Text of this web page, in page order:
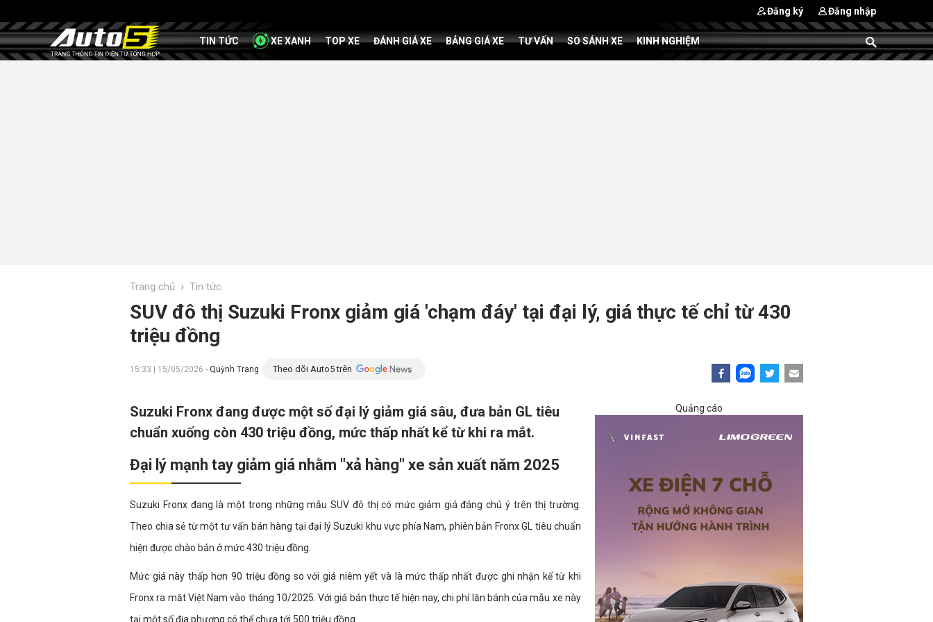
Đăng ký Đăng nhập
TIN TỨC XE XANH TOP XE ĐÁNH GIÁ XE BẢNG GIÁ XE TƯ VẤN SO SÁNH XE KINH NGHIỆM
Trang chủ › Tin tức
SUV đô thị Suzuki Fronx giảm giá 'chạm đáy' tại đại lý, giá thực tế chỉ từ 430
triệu đồng
15:33 | 15/05/2026 - Quỳnh Trang Theo dõi Auto5 trên
Suzuki Fronx đang được một số đại lý giảm giá sâu, đưa bản GL tiêu
chuẩn xuống còn 430 triệu đồng, mức thấp nhất kể từ khi ra mắt.
Đại lý mạnh tay giảm giá nhằm "xả hàng" xe sản xuất năm 2025
Suzuki Fronx đang là một trong những mẫu SUV đô thị có mức giảm giá đáng chú ý trên thị trường.
Theo chia sẻ từ một tư vấn bán hàng tại đại lý Suzuki khu vực phía Nam, phiên bản Fronx GL tiêu chuẩn
hiện được chào bán ở mức 430 triệu đồng.
Mức giá này thấp hơn 90 triệu đồng so với giá niêm yết và là mức thấp nhất được ghi nhận kể từ khi
Fronx ra mắt Việt Nam vào tháng 10/2025. Với giá bán thực tế hiện nay, chi phí lăn bánh của mẫu xe này
tại một số địa phương có thể chưa tới 500 triệu đồng.
Quảng cáo